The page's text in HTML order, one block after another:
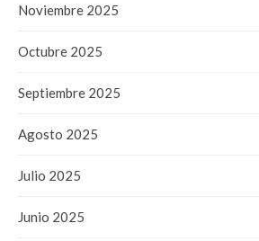
Noviembre 2025
Octubre 2025
Septiembre 2025
Agosto 2025
Julio 2025
Junio 2025